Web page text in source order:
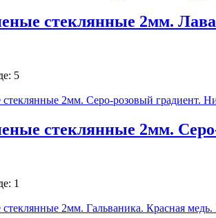
стеклянные 2мм.
5
стеклянные 2мм.
1